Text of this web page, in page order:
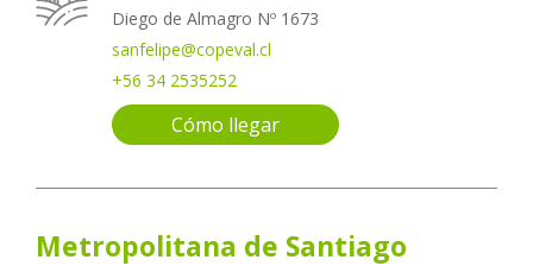
Diego de Almagro Nº 1673
sanfelipe@copeval.cl
+56 34 2535252
Cómo llegar
Metropolitana de Santiago